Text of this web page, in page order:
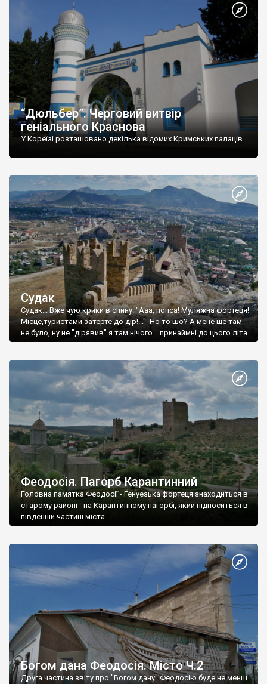
“Дюльбер”. Черговий витвір
геніального Краснова
У Кореїзі розташовано декілька відомих Кримських палаців.
Судак
Судак... Вже чую крики в спину: "Ааа, попса! Муляжна фортеця!
Місце,туристами затерте до дір!..." Но то шо? А мене ще там
не було, ну не "дірявив" я там нічого... принаймні до цього літа.
Феодосія. Пагорб Карантинний
Головна памятка Феодосії - Генуезька фортеця знаходиться в
старому районі - на Карантинному пагорбі, який підноситься в
південній частині міста.
Богом дана Феодосія. Місто Ч.2
Друга частина звіту про "Богом дану" Феодосію буде не менш